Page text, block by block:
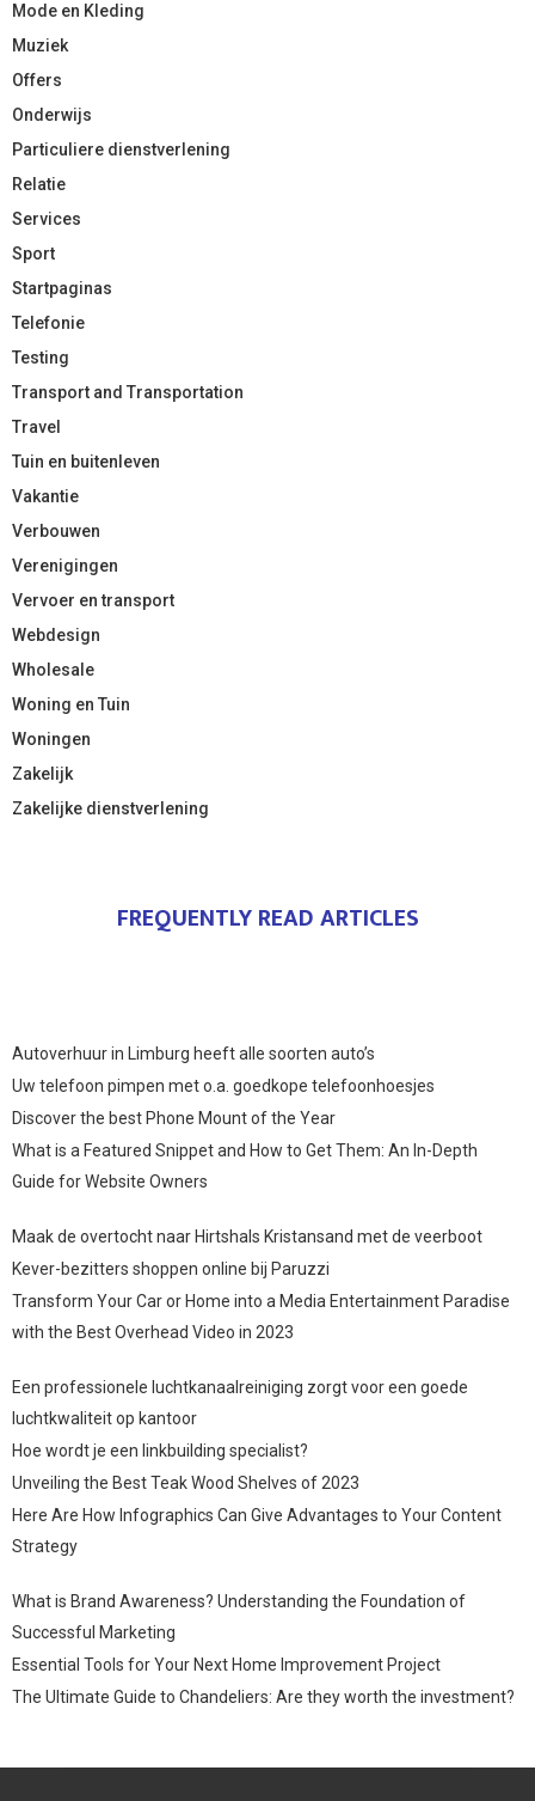
Mode en Kleding
Muziek
Offers
Onderwijs
Particuliere dienstverlening
Relatie
Services
Sport
Startpaginas
Telefonie
Testing
Transport and Transportation
Travel
Tuin en buitenleven
Vakantie
Verbouwen
Verenigingen
Vervoer en transport
Webdesign
Wholesale
Woning en Tuin
Woningen
Zakelijk
Zakelijke dienstverlening
FREQUENTLY READ ARTICLES
Autoverhuur in Limburg heeft alle soorten auto’s
Uw telefoon pimpen met o.a. goedkope telefoonhoesjes
Discover the best Phone Mount of the Year
What is a Featured Snippet and How to Get Them: An In-Depth
Guide for Website Owners
Maak de overtocht naar Hirtshals Kristansand met de veerboot
Kever-bezitters shoppen online bij Paruzzi
Transform Your Car or Home into a Media Entertainment Paradise
with the Best Overhead Video in 2023
Een professionele luchtkanaalreiniging zorgt voor een goede
luchtkwaliteit op kantoor
Hoe wordt je een linkbuilding specialist?
Unveiling the Best Teak Wood Shelves of 2023
Here Are How Infographics Can Give Advantages to Your Content
Strategy
What is Brand Awareness? Understanding the Foundation of
Successful Marketing
Essential Tools for Your Next Home Improvement Project
The Ultimate Guide to Chandeliers: Are they worth the investment?